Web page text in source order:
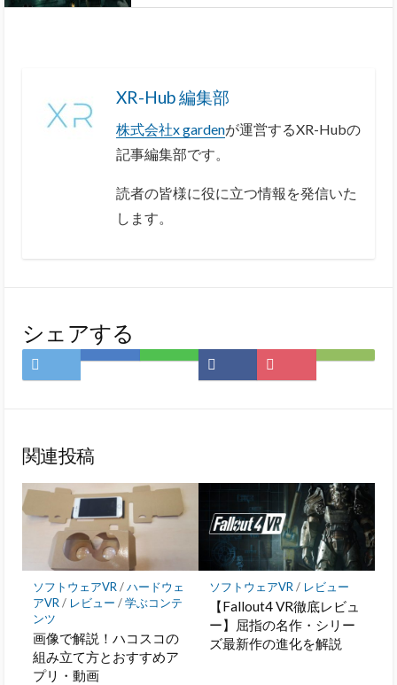
XR-Hub 編集部
株式会社x gardenが運営するXR-Hubの
記事編集部です。
読者の皆様に役に立つ情報を発信いた
します。
シェアする
Twitter
で
は
ク
マ
ー
ク
に
保
LINE
Facebook
で
Pocket
に
Feedly
関連投稿
ソフトウェアVR /ハードウェ
アVR / レビュー /学ぶコンテ
ンツ
画像で解説！ハコスコの
組み立て方とおすすめア
プリ・動画
ソフトウェアVR / レビュー
【Fallout4 VR徹底レビュ
ー】屈指の名作・シリー
ズ最新作の進化を解説